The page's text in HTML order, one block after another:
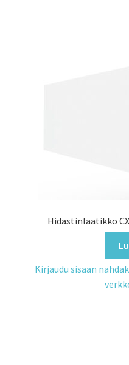
Hidastinlaatikko
Kirjaudu sisään